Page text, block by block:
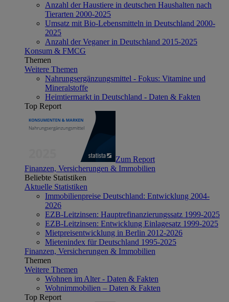
Anzahl der Haustiere in deutschen Haushalten nach
Tierarten 2000-2025
Umsatz mit Bio-Lebensmitteln in Deutschland 2000-
2025
Anzahl der Veganer in Deutschland 2015-2025
Konsum & FMCG
Themen
Weitere Themen
Nahrungsergänzungsmittel - Fokus: Vitamine und
Mineralstoffe
Heimtiermarkt in Deutschland - Daten & Fakten
Top Report
Zum Report
Finanzen, Versicherungen & Immobilien
Beliebte Statistiken
Aktuelle Statistiken
Immobilienpreise Deutschland: Entwicklung 2004-
2026
EZB-Leitzinsen: Hauptrefinanzierungssatz 1999-2025
EZB-Leitzinsen: Entwicklung Einlagesatz 1999-2025
Mietpreisentwicklung in Berlin 2012-2026
Mietenindex für Deutschland 1995-2025
Finanzen, Versicherungen & Immobilien
Themen
Weitere Themen
Wohnen im Alter - Daten & Fakten
Wohnimmobilien – Daten & Fakten
Top Report